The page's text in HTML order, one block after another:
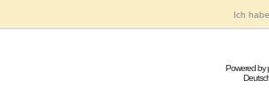
Ich
Powered by